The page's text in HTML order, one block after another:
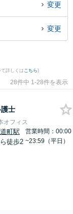
に弁護士に相談した
士を検索したい』『初
に相談予約したい』
変更
変更
詳しくは こちら)
28件中 1-28件を表示
士
オフィス
町駅
徒歩2
営業時間：00:00
~23:59（平日）